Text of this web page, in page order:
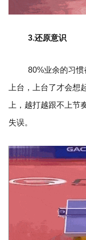
3.还原意识
80%业余的习
上台，上台了才会想
上，越打越跟不上节
失误。